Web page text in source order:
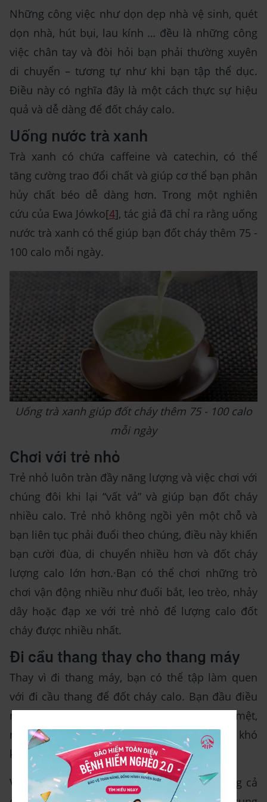
Những công việc như dọn dẹp nhà vệ sinh, quét
dọn nhà, hút bụi, lau kính … đều là những công
việc chân tay và đòi hỏi bạn phải thường xuyên
di chuyển – tương tự như khi bạn tập thể dục.
Điều này có nghĩa đây là một cách thực sự hiệu
quả và dễ dàng để đốt cháy calo.
Uống nước trà xanh
Trà xanh có chứa caffeine và catechin, có thể
tăng cường trao đổi chất và giúp cơ thể bạn phân
hủy chất béo dễ dàng hơn. Trong một nghiên
cứu của Ewa Jówko[4], tác giả đã chỉ ra rằng uống
nước trà xanh có thể giúp bạn đốt cháy thêm 75 -
100 calo mỗi ngày.
Uống trà xanh giúp đốt cháy thêm 75 - 100 calo
mỗi ngày
Chơi với trẻ nhỏ
Trẻ nhỏ luôn tràn đầy năng lượng và việc chơi với
chúng đôi khi lại “vất vả” và giúp bạn đốt cháy
nhiều calo. Trẻ nhỏ không ngồi yên một chỗ và
bạn liên tục phải đuổi theo chúng, điều này khiến
bạn cười đùa, di chuyển nhiều hơn và đốt cháy
lượng calo lớn hơn.·Bạn có thể chơi những trò
chơi vận động nhiều như đuổi bắt, leo trèo, nhảy
dây hoặc đạp xe với trẻ nhỏ để lượng calo đốt
cháy được nhiều nhất.
Đi cầu thang thay cho thang máy
Thay vì đi thang máy, bạn có thể tập làm quen
với đi cầu thang để đốt cháy calo. Bạn đầu điều
này có thể khó khăn và khiến bạn cảm thấy mệt,
nhưng dần bạn sẽ quen và không còn thấy khó
khăn nữa.
Việc di chuyển cầu thang giúp bạn vận động cả